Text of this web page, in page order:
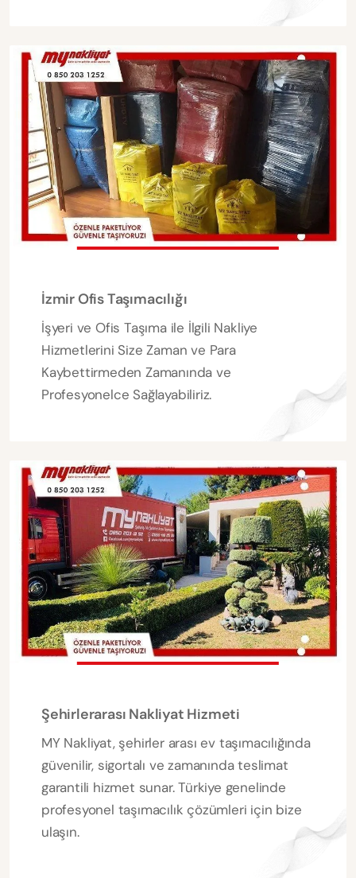
İzmir Ofis Taşımacılığı
İşyeri ve Ofis Taşıma ile İlgili Nakliye
Hizmetlerini Size Zaman ve Para
Kaybettirmeden Zamanında ve
Profesyonelce Sağlayabiliriz.
Şehirlerarası Nakliyat Hizmeti
MY Nakliyat, şehirler arası ev taşımacılığında
güvenilir, sigortalı ve zamanında teslimat
garantili hizmet sunar. Türkiye genelinde
profesyonel taşımacılık çözümleri için bize
ulaşın.